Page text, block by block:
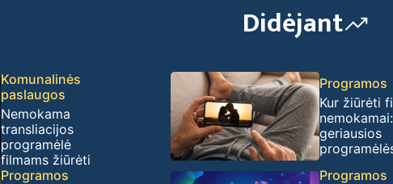
Didėjant
Komunalinės
paslaugos
Nemokama
transliacijos
programėlė
filmams žiūrėti
Programos
Kur žiūrėti
nemokamai:
geriausios
Programos
Programos